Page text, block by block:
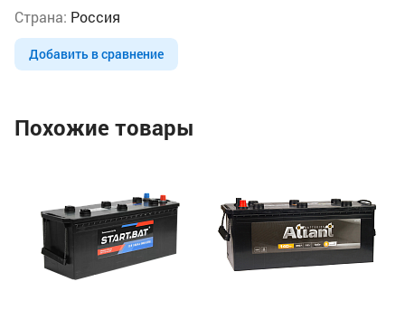
Страна: Россия
Добавить в сравнение
Похожие товары